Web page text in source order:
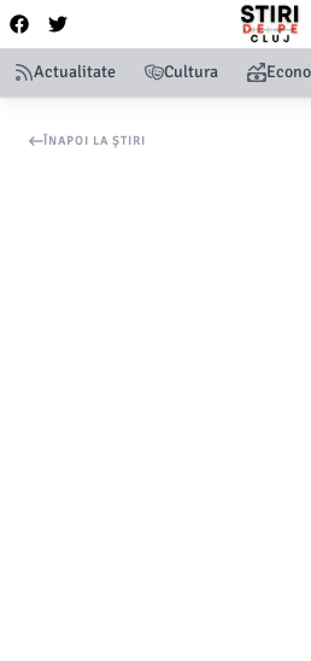
Actualitate Cultura
ÎNAPOI LA ȘTIRI